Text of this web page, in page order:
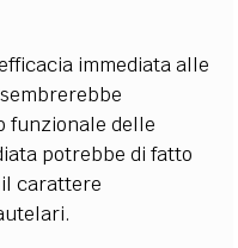
immediata alle
funzionale delle
potrebbe di fatto
carattere